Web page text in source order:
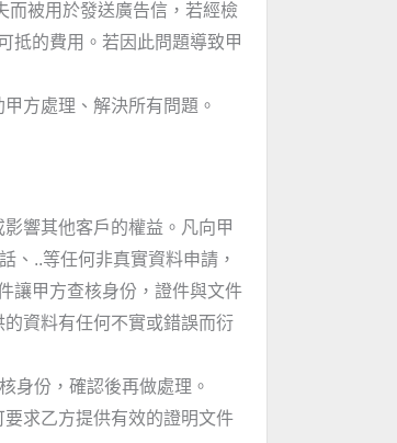
而被用於發送廣告信，若經檢
抵的費用。若因此問題導致甲
方處理、解決所有問題。
響其他客戶的權益。凡向甲
、..等任何非真實資料申請，
讓甲方查核身份，證件與文件
資料有任何不實或錯誤而衍
身份，確認後再做處理。
求乙方提供有效的證明文件